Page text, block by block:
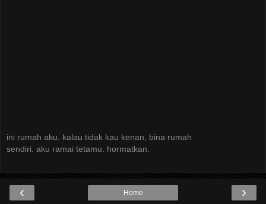
ini rumah aku. kalau tidak kau kenan, bina rumah
sendiri. aku ramai tetamu. hormatkan.
‹ ›
Home